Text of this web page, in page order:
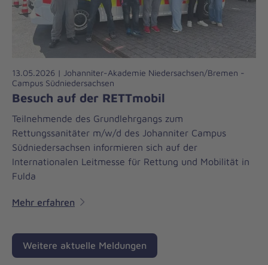
13.05.2026 | Johanniter-Akademie Niedersachsen/Bremen -
Campus Südniedersachsen
Besuch auf der RETTmobil
Teilnehmende des Grundlehrgangs zum
Rettungssanitäter m/w/d des Johanniter Campus
Südniedersachsen informieren sich auf der
Internationalen Leitmesse für Rettung und Mobilität in
Fulda
Mehr erfahren
Weitere aktuelle Meldungen